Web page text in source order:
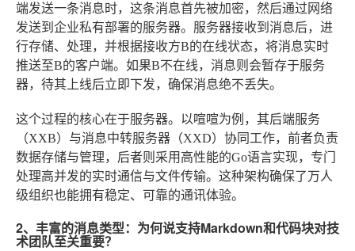
端发送一条消息时，这条消息首先被加密，然后通过网络
发送到企业私有部署的服务器。服务器接收到消息后，进
行存储、处理，并根据接收方B的在线状态，将消息实时
推送至B的客户端。如果B不在线，消息则会暂存于服务
器，待其上线后立即下发，确保消息绝不丢失。
这个过程的核心在于服务器。以喧喧为例，其后端服务
（XXB）与消息中转服务器（XXD）协同工作，前者负责
数据存储与管理，后者则采用高性能的Go语言实现，专门
处理高并发的实时通信与文件传输。这种架构确保了万人
级组织也能拥有稳定、可靠的通讯体验。
2、丰富的消息类型：为何说支持Markdown和代码块对技
术团队至关重要？